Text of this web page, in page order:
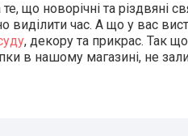
що новорічні та різдвяні
виділити час. А що у вас
, декору та прикрас. Так
в нашому магазині, не